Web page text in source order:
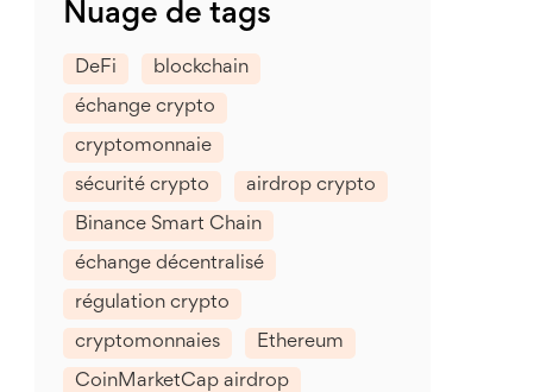
Nuage de tags
DeFi blockchain
échange crypto
cryptomonnaie
sécurité crypto airdrop crypto
Binance Smart Chain
échange décentralisé
régulation crypto
cryptomonnaies Ethereum
CoinMarketCap airdrop